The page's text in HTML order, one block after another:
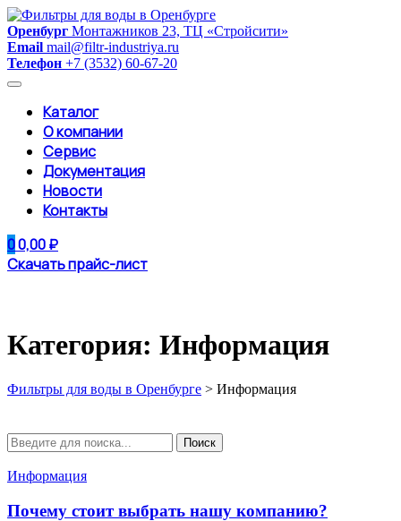
Skip
to
content
Оренбург Монтажников 23, ТЦ «Стройсити»
Email mail@filtr-industriya.ru
Телефон +7 (3532) 60-67-20
Каталог
О компании
Сервис
Документация
Новости
Контакты
00,00₽
Скачать прайс-лист
Категория: Информация
Фильтры для воды в Оренбурге > Информация
Search
for:
Поиск
Информация
Почему стоит выбрать нашу компанию?